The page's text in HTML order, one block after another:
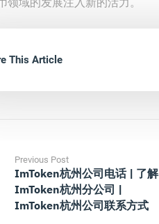
This Article
Previous Post
ImToken杭州公司电话 | 了解
ImToken杭州分公司 |
ImToken杭州公司联系方式